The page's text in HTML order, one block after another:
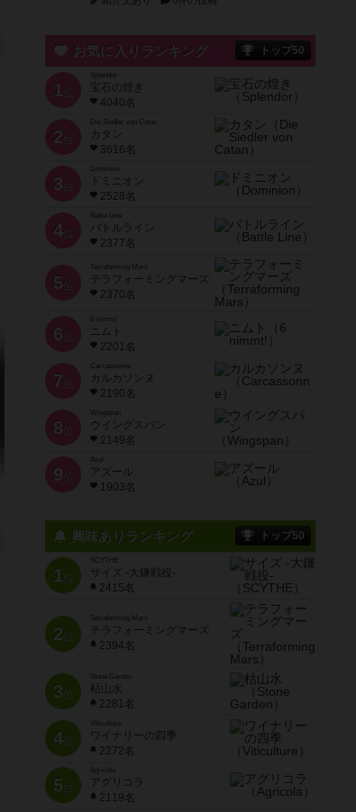
お気に入りランキング トップ50
1 位
宝石の煌き
4040名
2 位
Die Siedler von Catan
カタン
3616名
3 位
ドミニオン
2528名
4位
Battle Line
バトルライン
2377名
5 位
Terraforming Mars
テラフォーミングマーズ
2370名
6 位
ニムト
2201名
7 位
Carcassonne
カルカソンヌ
2190名
8 位
Wingspan
ウイングスパン
2149名
9 位
Azul
アズール
1903名
興味ありランキング トップ50
1位
SCYTHE
サイズ -大鎌戦役-
2415名
2位
Terraforming Mars
テラフォーミングマーズ
2394名
3位
Stone Garden
枯山水
2281名
4位
Viticulture
ワイナリーの四季
2272名
5位
Agricola
アグリコラ
2119名